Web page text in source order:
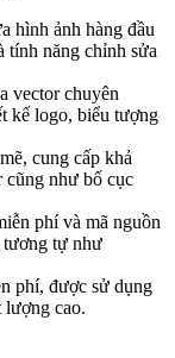
hình ảnh hàng đầu
tính năng chỉnh sửa
vector chuyên
kế logo, biểu tượng
cung cấp khả
cũng như bố cục
phí và mã nguồn
tương tự như
phí, được sử dụng
lượng cao.